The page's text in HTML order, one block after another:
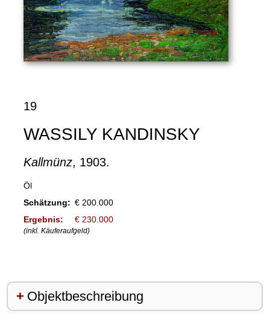
19
WASSILY KANDINSKY
Kallmünz, 1903.
Öl
Schätzung: € 200.000
Ergebnis:
€ 230.000
(inkl. Käuferaufgeld)
Objektbeschreibung